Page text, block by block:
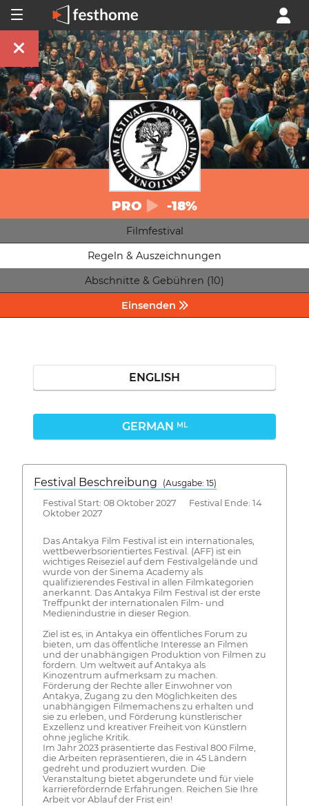
PRO -18%
Filmfestival
Regeln & Auszeichnungen
Abschnitte & Gebühren (10)
Einsenden
ENGLISH
GERMAN ML
Festival Beschreibung
(Ausgabe: 15)
Festival Start: 08 Oktober 2027 Festival Ende: 14
Oktober 2027
Das Antakya Film Festival ist ein internationales,
wettbewerbsorientiertes Festival. (AFF) ist ein
wichtiges Reiseziel auf dem Festivalgelände und
wurde von der Sinema Academy als
qualifizierendes Festival in allen Filmkategorien
anerkannt. Das Antakya Film Festival ist der erste
Treffpunkt der internationalen Film- und
Medienindustrie in dieser Region.
Ziel ist es, in Antakya ein öffentliches Forum zu
bieten, um das öffentliche Interesse an Filmen
und der unabhängigen Produktion von Filmen zu
fördern. Um weltweit auf Antakya als
Kinozentrum aufmerksam zu machen.
Förderung der Rechte aller Einwohner von
Antakya, Zugang zu den Möglichkeiten des
unabhängigen Filmemachens zu erhalten und
sie zu erleben, und Förderung künstlerischer
Exzellenz und kreativer Freiheit von Künstlern
ohne jegliche Kritik.
Im Jahr 2023 präsentierte das Festival 800 Filme,
die Arbeiten repräsentieren, die in 45 Ländern
gedreht und produziert wurden. Die
Veranstaltung bietet abgerundete und für viele
karrierefördernde Erfahrungen. Reichen Sie Ihre
Arbeit vor Ablauf der Frist ein!